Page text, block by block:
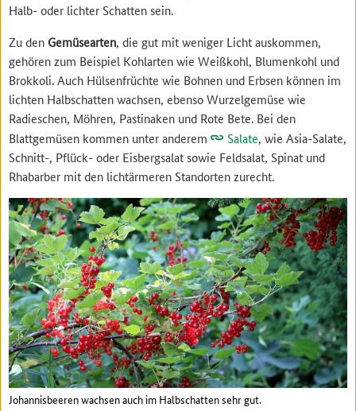
Halb- oder lichter Schatten sein.
Zu den Gemüsearten, die gut mit weniger Licht auskommen,
gehören zum Beispiel Kohlarten wie Weißkohl, Blumenkohl und
Brokkoli. Auch Hülsenfrüchte wie Bohnen und Erbsen können im
lichten Halbschatten wachsen, ebenso Wurzelgemüse wie
Radieschen, Möhren, Pastinaken und Rote Bete. Bei den
Blattgemüsen kommen unter anderem
Salate, wie Asia-Salate,
Schnitt-, Pflück- oder Eisbergsalat sowie Feldsalat, Spinat und
Rhabarber mit den lichtärmeren Standorten zurecht.
Johannisbeeren wachsen auch im Halbschatten sehr gut.